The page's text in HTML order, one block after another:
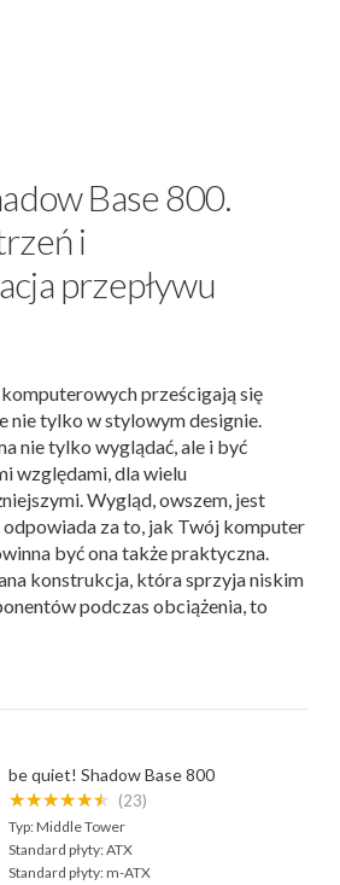
Base 800.
i
przepływu
prześcigają się
nie tylko w stylowym designie.
nie tylko wyglądać, ale i być
względami, dla wielu
Wygląd, owszem, jest
za to, jak Twój komputer
być ona także praktyczna.
konstrukcja, która sprzyja niskim
podczas obciążenia, to
be quiet! Shadow Base 800
★★★★★★ (23)
Typ:Middle Tower
Standard płyty:ATX
Standard płyty:m-ATX